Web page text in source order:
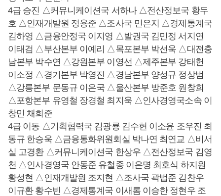
4급 승진 △커뮤니케이션국 서하나 △전산정보국 황두
호 △인재개발원 정용준 △조사국 민은지 △경제통계국
김하영 △금융안정국 이지영 △발권국 김민정 서지연
이태검 △부산본부 이예리 △목포본부 박선욱 △대전충
남본부 박수연 △강원본부 이영선 △제주본부 강태헌
이소정 △경기본부 박영진 △경남본부 양성규 정상범
△강릉본부 문동규 이은국 △울산본부 방준호 원창희
△포항본부 유영철 장경철 최지욱 △인사경영국소속 이
창민 채희준
4급 이동 △기획협력국 김광룡 김수현 이소윤 조우진 최
동규 한승욱 △금융통화위원회실 박나연 최연교 △비서
실 고경환 △커뮤니케이션국 한상우 △전산정보국 김영
천 △인사경영국 안동준 유철종 이은명 최호식 하지원
황성현 △인재개발원 조지현 △조사국 곽법준 김찬우
이규환 황수빈 △경제통계국 이새롬 이승한 정현우 조